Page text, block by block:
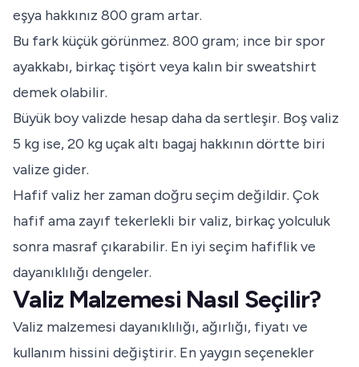
eşya hakkınız 800 gram artar.
Bu fark küçük görünmez. 800 gram; ince bir spor
ayakkabı, birkaç tişört veya kalın bir sweatshirt
demek olabilir.
Büyük boy valizde hesap daha da sertleşir. Boş valiz
5 kg ise, 20 kg uçak altı bagaj hakkının dörtte biri
valize gider.
Hafif valiz her zaman doğru seçim değildir. Çok
hafif ama zayıf tekerlekli bir valiz, birkaç yolculuk
sonra masraf çıkarabilir. En iyi seçim hafiflik ve
dayanıklılığı dengeler.
Valiz Malzemesi Nasıl Seçilir?
Valiz malzemesi dayanıklılığı, ağırlığı, fiyatı ve
kullanım hissini değiştirir. En yaygın seçenekler